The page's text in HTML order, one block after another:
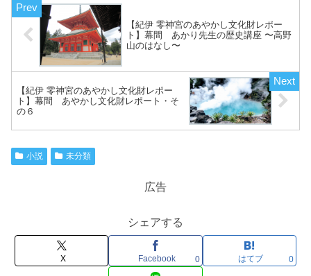
【紀伊 零神宮のあやかし文化財レポー
ト】幕間 あかり先生の歴史講座 〜高野
山のはなし〜
【紀伊 零神宮のあやかし文化財レポー
ト】幕間 あやかし文化財レポート・そ
の６
小説 未分類
広告
シェアする
X Facebook 0 はてブ 0